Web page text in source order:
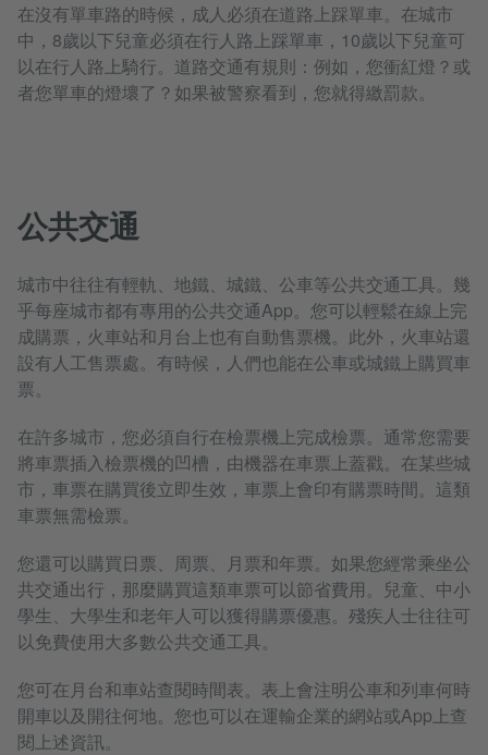
在沒有單車路的時候，成人必須在道路上踩單車。在城市
中，8歲以下兒童必須在行人路上踩單車，10歲以下兒童可
以在行人路上騎行。道路交通有規則：例如，您衝紅燈？或
者您單車的燈壞了？如果被警察看到，您就得繳罰款。
公共交通
城市中往往有輕軌、地鐵、城鐵、公車等公共交通工具。幾
乎每座城市都有專用的公共交通App。您可以輕鬆在線上完
成購票，火車站和月台上也有自動售票機。此外，火車站還
設有人工售票處。有時候，人們也能在公車或城鐵上購買車
票。
在許多城市，您必須自行在檢票機上完成檢票。通常您需要
將車票插入檢票機的凹槽，由機器在車票上蓋戳。在某些城
市，車票在購買後立即生效，車票上會印有購票時間。這類
車票無需檢票。
您還可以購買日票、周票、月票和年票。如果您經常乘坐公
共交通出行，那麼購買這類車票可以節省費用。兒童、中小
學生、大學生和老年人可以獲得購票優惠。殘疾人士往往可
以免費使用大多數公共交通工具。
您可在月台和車站查閱時間表。表上會注明公車和列車何時
開車以及開往何地。您也可以在運輸企業的網站或App上查
閱上述資訊。